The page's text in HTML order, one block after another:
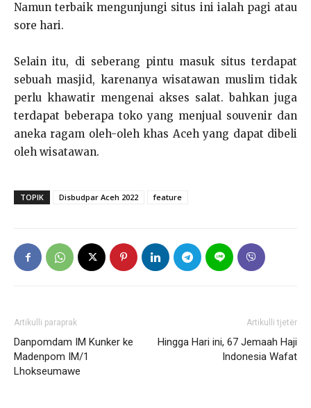
Namun terbaik mengunjungi situs ini ialah pagi atau
sore hari.
Selain itu, di seberang pintu masuk situs terdapat
sebuah masjid, karenanya wisatawan muslim tidak
perlu khawatir mengenai akses salat. bahkan juga
terdapat beberapa toko yang menjual souvenir dan
aneka ragam oleh-oleh khas Aceh yang dapat dibeli
oleh wisatawan.
TOPIK Disbudpar Aceh 2022 feature
Artikulli paraprak
Danpomdam IM Kunker ke
Madenpom IM/1
Lhokseumawe
Artikulli tjetër
Hingga Hari ini, 67 Jemaah Haji
Indonesia Wafat